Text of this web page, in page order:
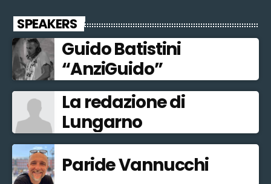
SPEAKERS
Guido Batistini
“AnziGuido”
La redazione di
Lungarno
Paride Vannucchi